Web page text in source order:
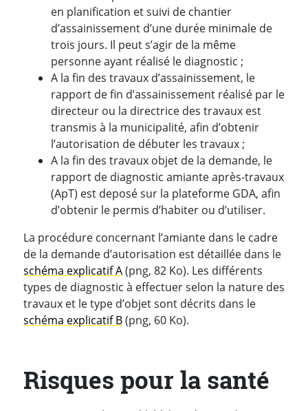
en planification et suivi de chantier
d’assainissement d’une durée minimale de
trois jours. Il peut s’agir de la même
personne ayant réalisé le diagnostic ;
A la fin des travaux d’assainissement, le
rapport de fin d’assainissement réalisé par le
directeur ou la directrice des travaux est
transmis à la municipalité, afin d’obtenir
l’autorisation de débuter les travaux ;
A la fin des travaux objet de la demande, le
rapport de diagnostic amiante après-travaux
(ApT) est deposé sur la plateforme GDA, afin
d’obtenir le permis d’habiter ou d’utiliser.
La procédure concernant l’amiante dans le cadre
de la demande d’autorisation est détaillée dans le
schéma explicatif A(png, 82 Ko). Les différents
types de diagnostic à effectuer selon la nature des
travaux et le type d’objet sont décrits dans le
schéma explicatif B(png, 60 Ko).
Risques pour la santé